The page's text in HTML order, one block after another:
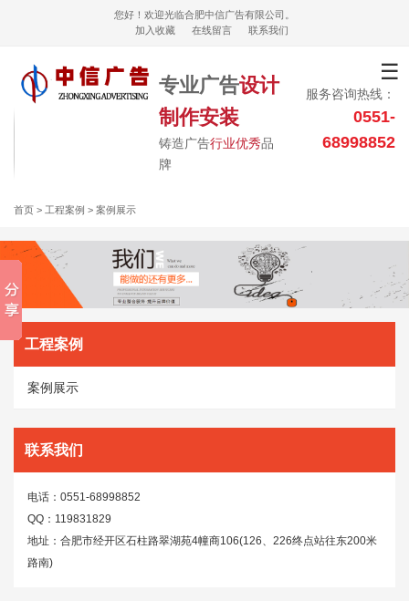
您好！欢迎光临合肥中信广告有限公司。
加入收藏
在线留言 联系我们
专业广告设计
制作安装
铸造广告行业优秀品
牌
服务咨询热线：
0551-
68998852
☰
首页 > 工程案例 > 案例展示
工程案例
案例展示
联系我们
电话：0551-68998852
QQ：119831829
地址：合肥市经开区石柱路翠湖苑4幢商106(126、226终点站往东200米
路南)